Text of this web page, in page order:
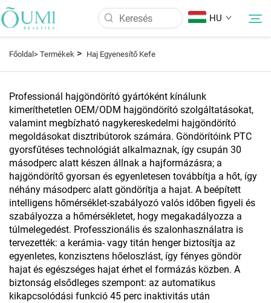
HU
Termékek
Hírek
Alkalmazás
GYIK
Kapcsolat
Főoldal> Termékek > Haj Egyenesítő Kefe
Professionál hajgöndörító gyártóként kínálunk
kimeríthetetlen OEM/ODM hajgöndörító szolgáltatásokat,
valamint megbízható nagykereskedelmi hajgöndörító
megoldásokat disztribútorok számára. Göndörítóink PTC
gyorsfűtéses technológiát alkalmaznak, így csupán 30
másodperc alatt készen állnak a hajformázásra; a
hajgöndörítő gyorsan és egyenletesen továbbítja a hőt, így
néhány másodperc alatt göndörítja a hajat. A beépített
intelligens hőmérséklet-szabályozó valós időben figyeli és
szabályozza a hőmérsékletet, hogy megakadályozza a
túlmelegedést. Professzionális és szalonhasználatra is
tervezették: a kerámia- vagy titán henger biztosítja az
egyenletes, konzisztens hőeloszlást, így fényes göndör
hajat és egészséges hajat érhet el formázás közben. A
biztonság elsődleges szempont: az automatikus
kikapcsolódási funkció 45 perc inaktivitás után